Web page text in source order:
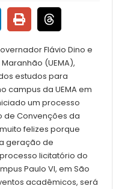
Flávio Dino e
(UEMA),
estudos para
campus da UEMA em
um processo
de Convenções da
felizes porque
geração de
licitatório do
Paulo VI, em São
acadêmicos, será